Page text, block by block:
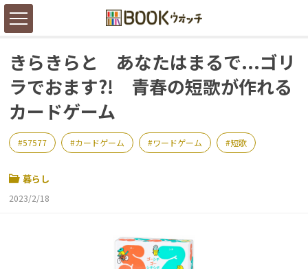
きらきらと あなたはまるで...ゴリ
ラでおます?! 青春の短歌が作れる
カードゲーム
57577 カードゲーム ワードゲーム 短歌
暮らし
2023/2/18